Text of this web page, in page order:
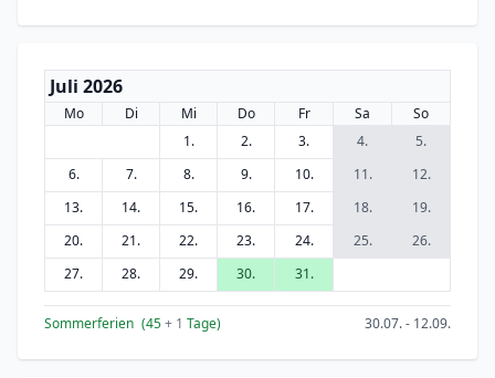
Juli 2026
Mo Di Mi Do Fr Sa
So
1.
2. 3. 4.
5.
6.
7. 8. 9. 10. 11.
12.
13.
14. 15. 16. 17. 18.
19.
20.
21. 22. 23. 24. 25.
26.
27.
28. 29. 30. 31.
Sommerferien (45+ 1 Tage) 30.07. - 12.09.